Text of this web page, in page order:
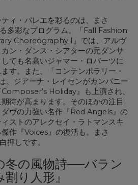
ィ・バレエを彩るのは、まさ
多彩なプログラム。「Fall Fashion
Choreography I」では、アルヴ
ン・ダンス・シアターの元ダンサ
ても名高いジャマー・ロバーツに
す。また、「コンテンポラリー・
、ジアーナ・レイセンがカンパニー
Holiday』も上演され、
待が高まります。そのほかの注目
ヴの力強い名作『Red Angels』の
ストのアレクセイ・ラトマンスキ
作『Voices』の復活も。まさ
押しです。
冬の風物詩──バラン
り人形』